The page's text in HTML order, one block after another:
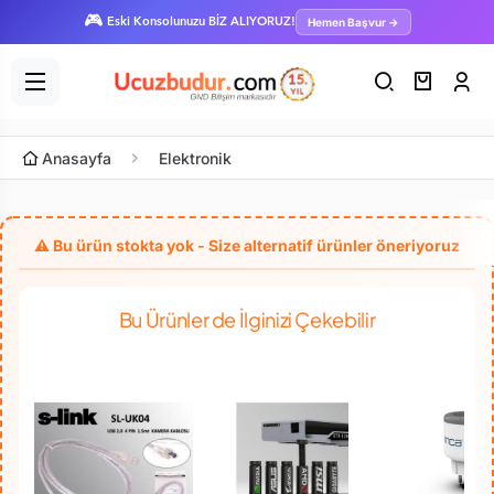
🎮 Eski Konsolunuzu BİZ ALIYORUZ! Hemen Başvur →
Anasayfa Elektronik
Bu Ürünler de İlginizi Çekebilir